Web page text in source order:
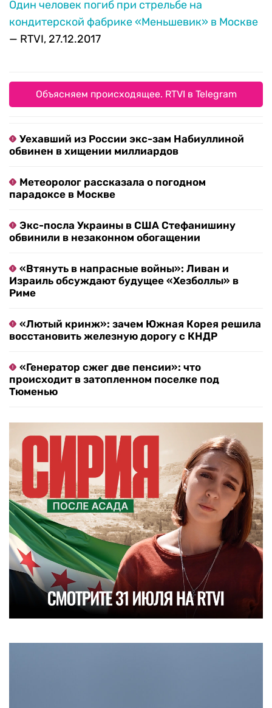
Один человек погиб при стрельбе на
кондитерской фабрике «Меньшевик» в Москве
— RTVI, 27.12.2017
Объясняем происходящее. RTVI в Telegram
Уехавший из России экс-зам Набиуллиной
обвинен в хищении миллиардов
Метеоролог рассказала о погодном
парадоксе в Москве
Экс-посла Украины в США Стефанишину
обвинили в незаконном обогащении
«Втянуть в напрасные войны»: Ливан и
Израиль обсуждают будущее «Хезболлы» в
Риме
«Лютый кринж»: зачем Южная Корея решила
восстановить железную дорогу с КНДР
«Генератор сжег две пенсии»: что
происходит в затопленном поселке под
Тюменью